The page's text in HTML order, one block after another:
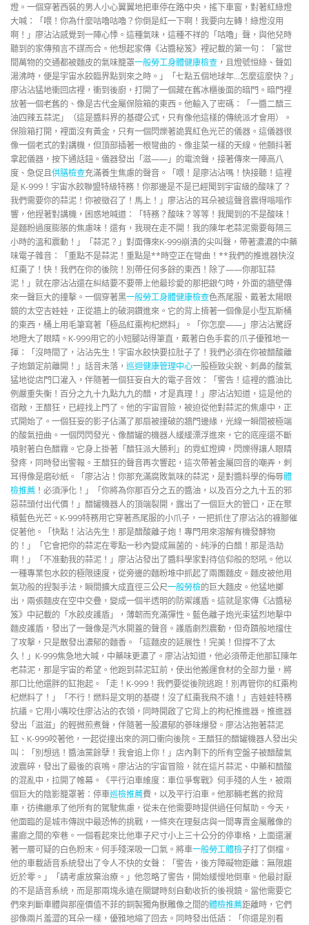
燈。一個穿著西裝的男人小心翼翼地把車停在路中央，搖下車窗，對著紅綠燈
大喊：「喂！你為什麼咕嚕咕嚕？你倒是紅一下啊！我要向左轉！綠燈沒用
啊！」廖沾沾感覺到一陣心悸。這種氣味，這種不祥的「咕嚕」聲，與他兒時
聽到的家傳預言不謀而合。他想起家傳《沾醬秘笈》裡記載的第一句：「當世
間萬物的交通都被麵皮的氣味籠罩一般勞工身體健康檢查 ，且燈號恒綠、聲如
湯沸時，便是宇宙水餃臨界點到來之時。」「七點五個地球年…怎麼這麼快？」
廖沾沾猛地衝回店裡，衝到後廚，打開了一個藏在舊冰櫃後面的暗門。暗門裡
放著一個老舊的、像是古代金屬保險箱的東西。他輸入了密碼：「一醬二醋三
油四辣五蒜泥」（這是醬料界的基礎公式，只有像他這樣的傳統派才會用）。
保險箱打開，裡面沒有黃金，只有一個閃爍著詭異紅色光芒的儀器。這儀器很
像一個老式的對講機，但頂部插著一根彎曲的、像韭菜一樣的天線。他顫抖著
拿起儀器，按下通話鈕。儀器發出「滋——」的電流聲，接著傳來一陣高八
度、急促且供膳檢查充滿養生焦慮的聲音。「喂！是廖沾沾嗎！快接聽！這裡
是 K-999！宇宙水餃聯盟特級特務！你那邊是不是已經聞到宇宙級的酸味了？
我們需要你的蒜泥！你被徵召了！馬上！」廖沾沾的耳朵被這聲音震得嗡嗡作
響，他捏著對講機，困惑地喊道：「特務？酸味？等等！我聞到的不是酸味！
是麵粉過度膨脹的焦慮味！還有，我現在走不開！我的陳年老蒜泥需要每隔三
小時的溫和震動！」「蒜泥？」對面傳來K-999崩潰的尖叫聲，帶著濃濃的中藥
味電子雜音：「重點不是蒜泥！重點是**時空正在彎曲！**我們的推進器快沒
紅棗了！快！我們在你的後院！別帶任何多餘的東西！除了——你那缸蒜
泥！」就在廖沾沾還在糾結要不要帶上他最珍愛的那把銀勺時，外面的牆壁傳
來一聲巨大的撞擊。一個穿著黑一般勞工身體健康檢查色燕尾服、戴著太陽眼
鏡的太空吉娃娃，正從牆上的破洞鑽進來。它的背上揹著一個像是小型瓦斯桶
的東西，桶上用毛筆寫著「極品紅棗枸杞燃料」。「你怎麼——」廖沾沾驚訝
地瞪大了眼睛。K-999用它的小短腿站得筆直，戴著白色手套的爪子優雅地一
揮：「沒時間了，沾沾先生！宇宙水餃快要拉肚子了！我們必須在你被醋酸離
子炮鎖定前離開！」話音未落， 巡迴健康管理中心一股極致尖銳、刺鼻的酸氣
猛地從店門口灌入，伴隨著一個狂妄自大的電子音效：「警告！這裡的醬油比
例嚴重失衡！百分之九十九點九九的醋，才是真理！」廖沾沾知道，這是他的
宿敵，王醋狂，已經找上門了。他的宇宙冒險，被迫從他對蒜泥的焦慮中，正
式開始了。一個狂妄的影子佔滿了那扇被撞破的牆門邊緣，光線一瞬間被極端
的酸氣扭曲。一個閃閃發光、像醋罐的機器人緩緩漂浮進來，它的底座還不斷
噴射著白色醋霧。它身上掛著「醋狂派大勝利」的霓虹燈牌，閃爍得讓人眼睛
發疼，同時發出警報。王醋狂的聲音再次響起，這次帶著金屬回音的嘲弄，刺
耳得像是磨砂紙。「廖沾沾！你那充滿腐敗氣味的蒜泥，是對醬料學的侮辱體
檢推薦 ！必須淨化！」「你將為你那百分之五的醬油，以及百分之九十五的邪
惡蒜頭付出代價！」醋罐機器人的頂端裂開，露出了一個巨大的管口，正在聚
積藍色光芒。K-999特務用它穿著燕尾服的小爪子，一把抓住了廖沾沾的褲腳催
促著他。「快點！沾沾先生！那是醋酸離子炮！專門用來溶解有機發酵物
的！」「它會把你的蒜泥在零點一秒內變成無菌的、純淨的白醋！那是浩劫
啊！」「不准動我的蒜泥！」廖沾沾發出了醬料學家對待信仰般的怒吼。他以
一種專業包水餃的極限速度，從旁邊的麵粉堆中抓起了兩團麵皮。麵皮被他用
氣功般的捏製手法，瞬間擴大成直徑三公尺一般勞檢的巨大麵皮。他猛地擲
出，兩張麵皮在空中交疊，變成一個半透明的防禦護盾。這就是家傳《沾醬秘
笈》中記載的「水餃皮護盾」，薄韌而充滿彈性。藍色離子炮光束猛烈地擊中
麵皮護盾，發出了一聲像是汽水開蓋的聲音。護盾劇烈震動，但奇蹟般地擋住
了攻擊，只是散發出濃郁的麵香。「這麵皮的延展性！完美！但撐不了太
久！」K-999焦急地大喊，中藥味更濃了。廖沾沾知道，他必須帶走他那缸陳年
老蒜泥，那是宇宙的希望。他跑到蒜泥缸前，使出他搬運食材的全部力量，將
那口比他還胖的缸抱起。「走！K-999！我們要從後院逃跑！別再管你的紅棗枸
杞燃料了！」「不行！燃料是文明的基礎！沒了紅棗我飛不遠！」吉娃娃特務
抗議。它用小嘴咬住廖沾沾的衣領，同時開啟了它背上的枸杞推進器。推進器
發出「滋滋」的輕微煎煮聲，伴隨著一股濃郁的蔘味爆發。廖沾沾抱著蒜泥
缸、K-999咬著他，一起從撞出來的洞口衝向後院。王醋狂的醋罐機器人發出尖
叫：「別想逃！醬油黨餘孽！我會追上你！」店內剩下的所有空盤子被醋酸氣
波震碎，發出了最後的哀鳴。廖沾沾的宇宙冒險，就在這片蒜泥、中藥和醋酸
的混亂中，拉開了帷幕。《平行泊車維度：車位爭奪戰》何手殘的人生，被兩
個巨大的陰影籠罩著：停車巡檢推薦費，以及平行泊車。他那輛老舊的掀背
車，彷彿繼承了他所有的駕駛焦慮，從未在他需要時提供過任何幫助。今天，
他面臨的是城市傳說中最恐怖的挑戰，一條夾在理髮店與一間專賣金屬雕像的
畫廊之間的窄巷。一個看起來比他車子尺寸小上三十公分的停車格，上面還灑
著一層可疑的白色粉末。何手殘深吸一口氣。將車一般勞工體檢子打了倒檔。
他的車載語音系統發出了令人不快的女聲：「警告，後方障礙物距離：無限趨
近於零。」「請考慮放棄治療。」他忽略了警告，開始緩慢地倒車。他最討厭
的不是語音系統，而是那兩塊永遠在關鍵時刻自動收折的後視鏡。當他需要它
們來判斷車體與那座價值不菲的銅製獨角獸雕像之間的體檢推薦距離時，它們
卻像兩片羞澀的耳朵一樣，優雅地縮了回去。同時發出低語：「你還是別看